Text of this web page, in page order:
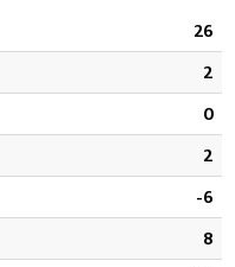
26
2
0
2
-6
8